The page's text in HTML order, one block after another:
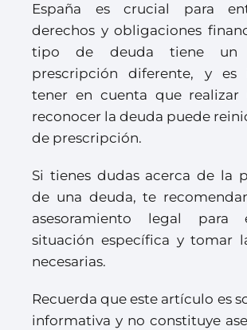
España es crucial para
derechos y obligaciones
tipo de deuda tiene un
prescripción diferente, y es
tener en cuenta que
reconocer la deuda puede
de prescripción.
Si tienes dudas acerca de la
de una deuda, te
asesoramiento legal para
situación específica y tomar
necesarias.
Recuerda que este artículo es
informativa y no constituye